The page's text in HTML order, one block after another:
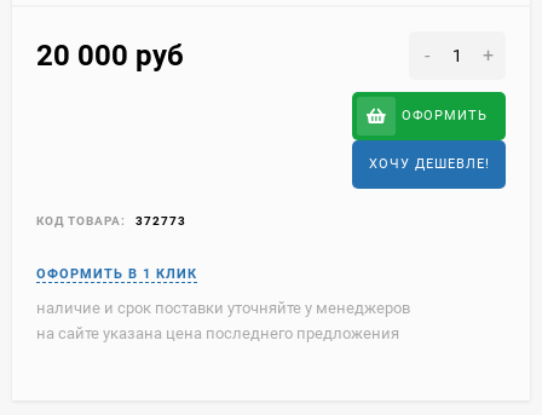
20 000 руб - +
ОФОРМИТЬ
ХОЧУ ДЕШЕВЛЕ!
КОД ТОВАРА: 372773
наличие и срок поставки уточняйте у менеджеров
на сайте указана цена последнего предложения